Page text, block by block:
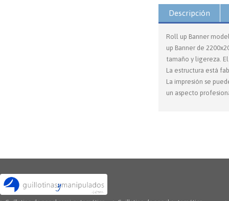
Descripción
Roll up Banner
up Banner de
tamaño y ligereza.
La estructura está
La impresión se
un aspecto